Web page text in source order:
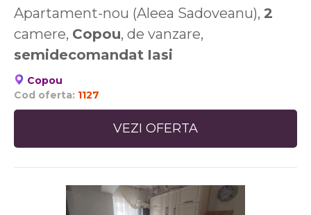
Apartament-nou (Aleea Sadoveanu), 2
camere, Copou, de vanzare,
semidecomandat Iasi
Copou
Cod oferta: 1127
VEZI OFERTA